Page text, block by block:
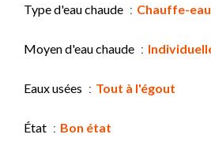
Type d'eau chaude Chauffe-eau
Moyen d'eau chaude
Eaux usées Tout à l'égout
État Bon état